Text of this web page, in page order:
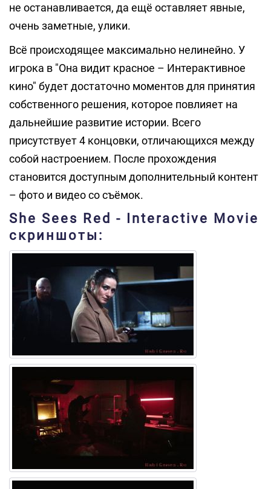
не останавливается, да ещё оставляет явные,
очень заметные, улики.
Всё происходящее максимально нелинейно. У
игрока в "Она видит красное – Интерактивное
кино" будет достаточно моментов для принятия
собственного решения, которое повлияет на
дальнейшие развитие истории. Всего
присутствует 4 концовки, отличающихся между
собой настроением. После прохождения
становится доступным дополнительный контент
– фото и видео со съёмок.
She Sees Red - Interactive Movie
скриншоты: